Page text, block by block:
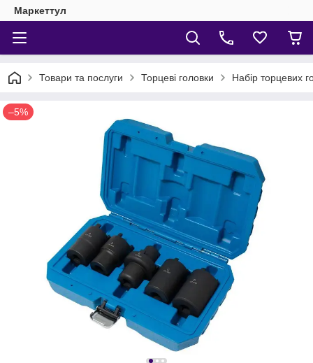
Маркеттул
Товари та послуги Торцеві головки Набір торцевих
–5%